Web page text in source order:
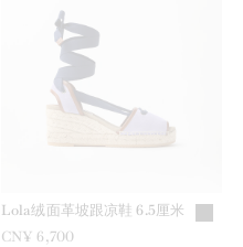
Lola绒面革坡跟凉鞋 6.5厘米
CN¥ 6,700